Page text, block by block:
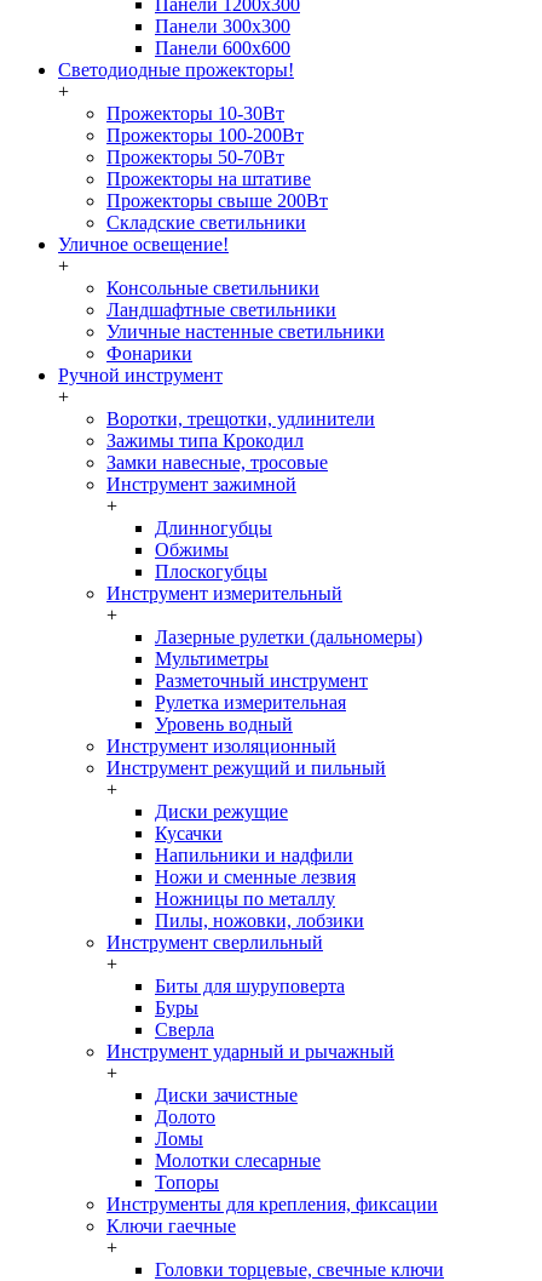
Панели 300х300
Панели 600х600
Светодиодные прожекторы!
+
Прожекторы 10-30Вт
Прожекторы 100-200Вт
Прожекторы 50-70Вт
Прожекторы на штативе
Прожекторы свыше 200Вт
Складские светильники
Уличное освещение!
+
Консольные светильники
Ландшафтные светильники
Уличные настенные светильники
Фонарики
Ручной инструмент
+
Воротки, трещотки, удлинители
Зажимы типа Крокодил
Замки навесные, тросовые
Инструмент зажимной
+
Длинногубцы
Обжимы
Плоскогубцы
Инструмент измерительный
+
Лазерные рулетки (дальномеры)
Мультиметры
Разметочный инструмент
Рулетка измерительная
Уровень водный
Инструмент изоляционный
Инструмент режущий и пильный
+
Диски режущие
Кусачки
Напильники и надфили
Ножи и сменные лезвия
Ножницы по металлу
Пилы, ножовки, лобзики
Инструмент сверлильный
+
Биты для шуруповерта
Буры
Сверла
Инструмент ударный и рычажный
+
Диски зачистные
Долото
Ломы
Молотки слесарные
Топоры
Инструменты для крепления, фиксации
Ключи гаечные
+
Головки торцевые, свечные ключи